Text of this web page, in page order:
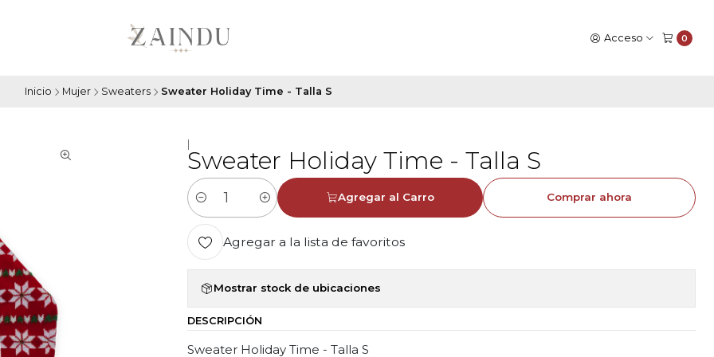
Acceso 0
Inicio Mujer Sweaters Sweater Holiday Time - Talla S
Sweater Holiday Time - Talla S
Cantidad
Agregar al Carro Comprar ahora
Agregar a la lista de favoritos
Mostrar stock de ubicaciones
DESCRIPCIÓN
Sweater Holiday Time - Talla S